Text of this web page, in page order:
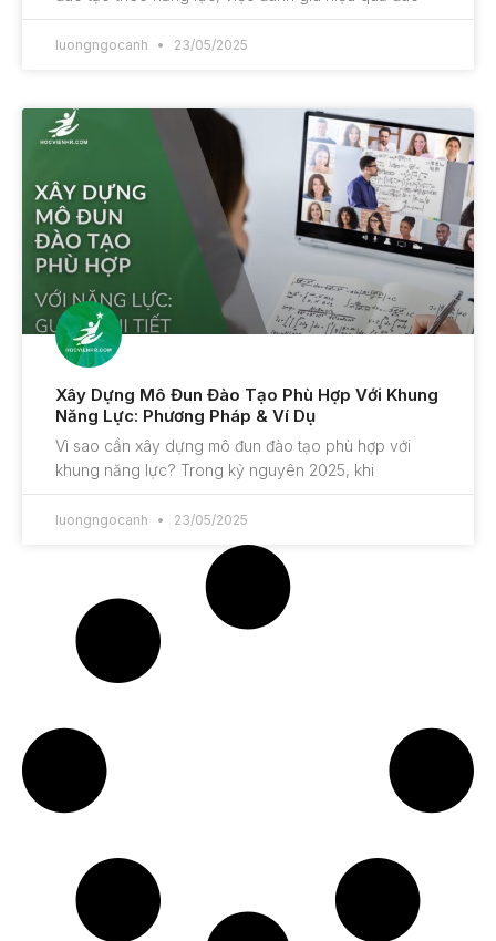
luongngocanh 23/05/2025
Xây Dựng Mô Đun Đào Tạo Phù Hợp Với Khung
Năng Lực: Phương Pháp & Ví Dụ
Vì sao cần xây dựng mô đun đào tạo phù hợp với
khung năng lực? Trong kỷ nguyên 2025, khi
luongngocanh 23/05/2025